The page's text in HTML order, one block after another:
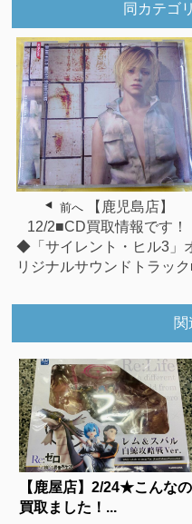
同カテゴ
前へ
【鹿児島店】
12/2■CD買取情報です！
◆「サイレント・ヒル3」
リジナルサウンドトラッ
関
【鹿屋店】2/24★こんなの
買取ました！...